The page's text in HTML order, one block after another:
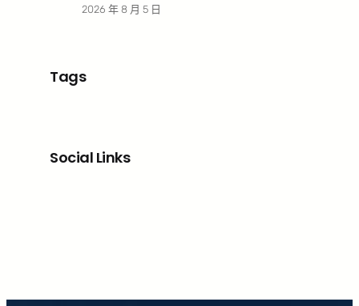
2026 年 8 月 5 日
Tags
Social Links